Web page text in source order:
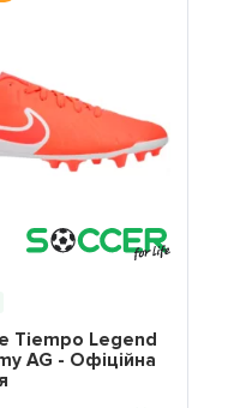
Tiempo Legend
AG - Офіційна